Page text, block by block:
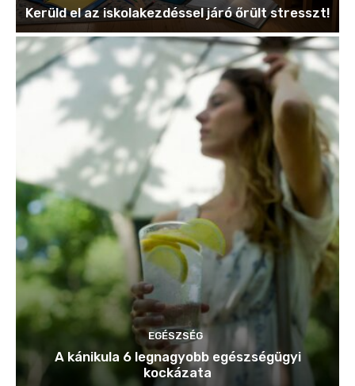
Kerüld el az iskolakezdéssel járó őrült stresszt!
EGÉSZSÉG
A kánikula 6 legnagyobb egészségügyi
kockázata